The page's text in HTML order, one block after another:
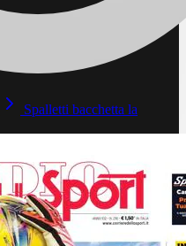
Spalletti bacchetta la